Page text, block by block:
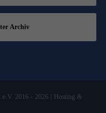
Archiv
e.V. 2016 - 2026 | Hosting &